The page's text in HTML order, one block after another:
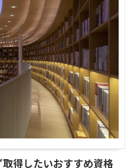
得したいおすすめ資格